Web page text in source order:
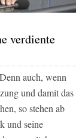
verdiente
auch, wenn
und damit das
so stehen ab
und seine